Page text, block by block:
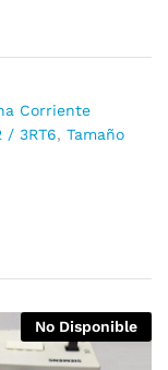
Corriente
/ 3RT6, Tamaño
No Disponible